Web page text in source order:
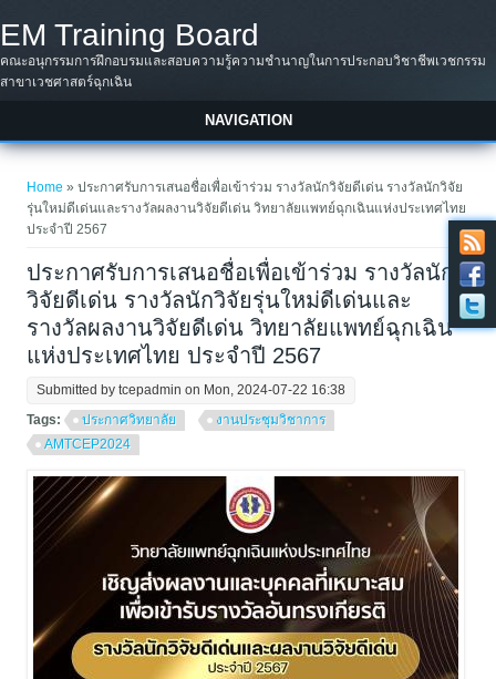
EM Training Board
คณะอนุกรรมการฝึกอบรมและสอบความรู้ความชำนาญในการประกอบวิชาชีพเวชกรรม
สาขาเวชศาสตร์ฉุกเฉิน
NAVIGATION
Home » ประกาศรับการเสนอชื่อเพื่อเข้าร่วม รางวัลนักวิจัยดีเด่น รางวัลนักวิจัย
รุ่นใหม่ดีเด่นและรางวัลผลงานวิจัยดีเด่น วิทยาลัยแพทย์ฉุกเฉินแห่งประเทศไทย
ประจำปี 2567
ประกาศรับการเสนอชื่อเพื่อเข้าร่วม รางวัลนัก
วิจัยดีเด่น รางวัลนักวิจัยรุ่นใหม่ดีเด่นและ
รางวัลผลงานวิจัยดีเด่น วิทยาลัยแพทย์ฉุกเฉิน
แห่งประเทศไทย ประจำปี 2567
Submitted bytcepadmin on Mon, 2024-07-22 16:38
Tags:
ประกาศวิทยาลัย
งานประชุมวิชาการ
AMTCEP2024